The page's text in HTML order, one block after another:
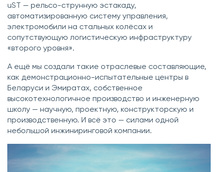
uST — рельсо-струнную эстакаду,
автоматизированную систему управления,
электромобили на стальных колёсах и
сопутствующую логистическую инфраструктуру
«второго уровня».
А ещё мы создали такие отраслевые составляющие,
как демонстрационно-испытательные центры в
Беларуси и Эмиратах, собственное
высокотехнологичное производство и инженерную
школу — научную, проектную, конструкторскую и
производственную. И всё это — силами одной
небольшой инжиниринговой компании.